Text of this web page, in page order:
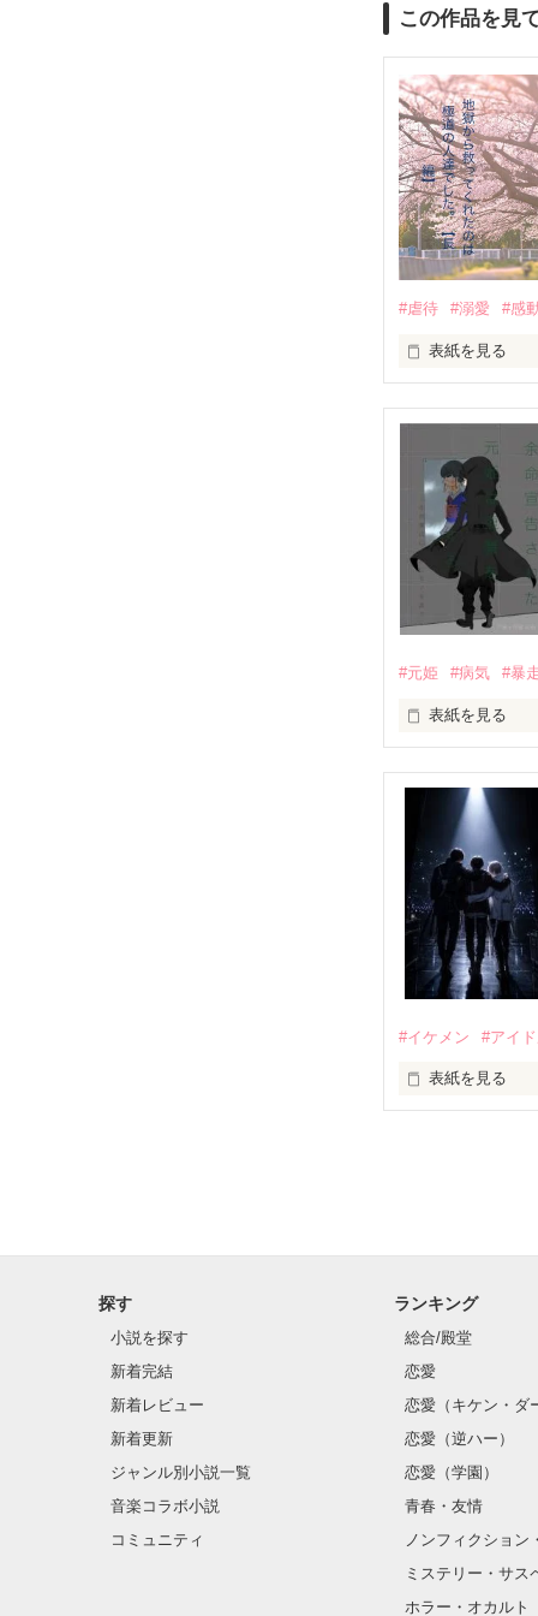
この作品を見
#虐待 #溺愛 #感
表紙を見る
『──のせいじ
｢なんであんた
『生きていて
｢あんたなんか
『産まれてきて
『──が居てくれ
両親から虐待
その女の子に
泣き方も、笑
野いちご
総合 最高3位！
ジャンル別 最高
ありがとうござ
※こちらの作品
#元姫 #病気 #暴
表紙を見る
世界№1の最強
龍牙の元姫
桜城　紗夜(さ
×
全国一位・龍
龍牙・総長。
黒崎　零斗(く
龍牙・姫。
龍牙・幹部。
森本　一樹(も
龍牙・幹部。
滝井　遥(たき
龍牙・幹部。
#イケメン #アイ
表紙を見る
三人の姿に勇
恋、友情、
笑って、と
〜青春
探す
小説を探す
新着完結
新着レビュー
新着更新
ジャンル別小説一覧
音楽コラボ小説
コミュニティ
ランキング
総合/殿堂
恋愛
恋愛（キケン・ダ
恋愛（逆ハー）
恋愛（学園）
青春・友情
ノンフィクション
ミステリー・サス
ホラー・オカルト